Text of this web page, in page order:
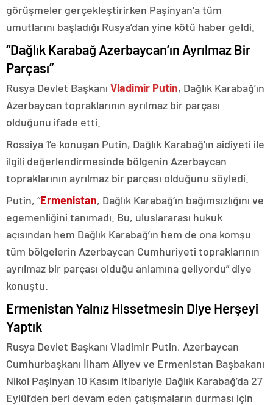
görüşmeler gerçekleştirirken Paşinyan’a tüm
umutlarını başladığı Rusya’dan yine kötü haber geldi.
“Dağlık Karabağ Azerbaycan’ın Ayrılmaz Bir
Parçası”
Rusya Devlet Başkanı Vladimir Putin, Dağlık Karabağ’ın
Azerbaycan topraklarının ayrılmaz bir parçası
olduğunu ifade etti.
Rossiya 1’e konuşan Putin, Dağlık Karabağ’ın aidiyeti ile
ilgili değerlendirmesinde bölgenin Azerbaycan
topraklarının ayrılmaz bir parçası olduğunu söyledi.
Putin, “Ermenistan, Dağlık Karabağ’ın bağımsızlığını ve
egemenliğini tanımadı. Bu, uluslararası hukuk
açısından hem Dağlık Karabağ’ın hem de ona komşu
tüm bölgelerin Azerbaycan Cumhuriyeti topraklarının
ayrılmaz bir parçası olduğu anlamına geliyordu” diye
konuştu.
Ermenistan Yalnız Hissetmesin Diye Herşeyi
Yaptık
Rusya Devlet Başkanı Vladimir Putin, Azerbaycan
Cumhurbaşkanı İlham Aliyev ve Ermenistan Başbakanı
Nikol Paşinyan 10 Kasım itibariyle Dağlık Karabağ’da 27
Eylül’den beri devam eden çatışmaların durması için